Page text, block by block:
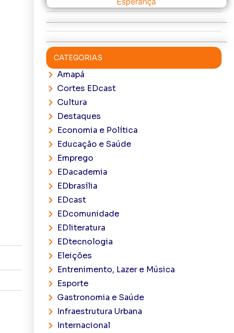
CATEGORIAS
Amapá
Cortes EDcast
Cultura
Destaques
Economia e Política
Educação e Saúde
Emprego
EDacademia
EDbrasília
EDcast
EDcomunidade
EDliteratura
EDtecnologia
Eleições
Entrenimento, Lazer e Música
Esporte
Gastronomia e Saúde
Infraestrutura Urbana
Internacional